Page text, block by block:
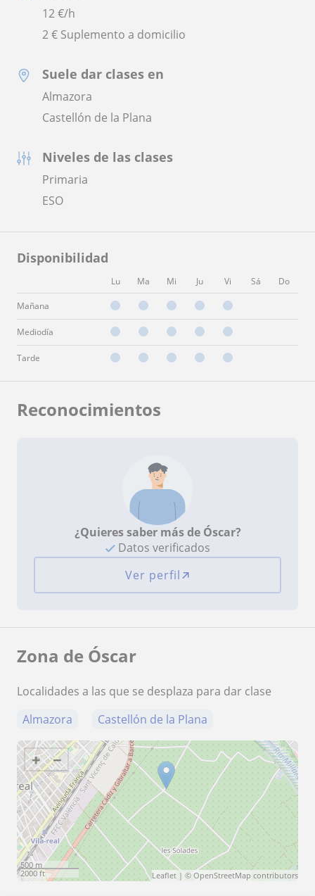
12€/h
2 € Suplemento a domicilio
Suele dar clases en
Almazora
Castellón de la Plana
Niveles de las clases
Primaria
ESO
Disponibilidad
Lu Ma Mi Ju Vi Sá Do
Mañana
Mediodía
Tarde
Reconocimientos
¿Quieres saber más de Óscar?
Datos verificados
Ver perfil
Zona de Óscar
Localidades a las que se desplaza para dar clase
Almazora
Castellón de la Plana
+ −
500 m
2000 ft
Leaflet | © OpenStreetMap contributors